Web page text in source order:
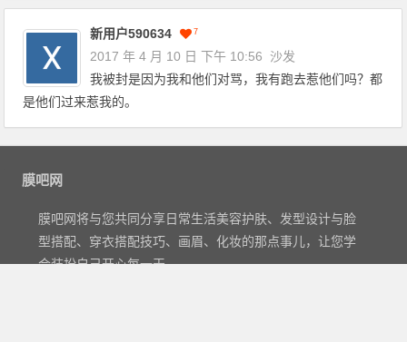
新用户590634 7
2017 年 4 月 10 日 下午 10:56
沙发
我被封是因为我和他们对骂，我有跑去惹他们吗？都
是他们过来惹我的。
膜吧网
膜吧网将与您共同分享日常生活美容护肤、发型设计与脸
型搭配、穿衣搭配技巧、画眉、化妆的那点事儿，让您学
会装扮自己开心每一天。